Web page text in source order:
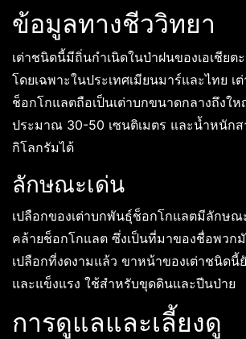
ข้อมูลทางชีววิทยา
เต่าชนิดนี้มีถิ่นกำเนิดในป่าฝนของเอเชียต
โดยเฉพาะในประเทศเมียนมาร์และไทย เ
ช็อกโกแลตถือเป็นเต่าบกขนาดกลางถึงใ
ประมาณ 30-50 เซนติเมตร และน้ำหนักส
กิโลกรัมได้
ลักษณะเด่น
เปลือกของเต่าบกพันธุ์ช็อกโกแลตมีลักษณ
คล้ายช็อกโกแลต ซึ่งเป็นที่มาของชื่อพวก
เปลือกที่งดงามแล้ว ขาหน้าของเต่าชนิดนี้
และแข็งแรง ใช้สำหรับขุดดินและปีนป่าย
การดูแลและเลี้ยงดู